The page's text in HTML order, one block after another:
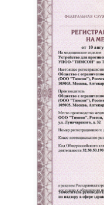
Слишком
Частое
Стрессовые
Беременность
Прием
медикаментов
Любая
ЖКТ, СПИД,
мочеполовой
Неправильное